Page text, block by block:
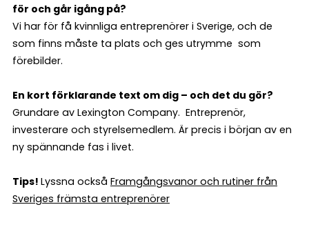
för och går igång på?
Vi har för få kvinnliga entreprenörer i Sverige, och de
som finns måste ta plats och ges utrymme som
förebilder.
En kort förklarande text om dig – och det du gör?
Grundare av Lexington Company. Entreprenör,
investerare och styrelsemedlem. Är precis i början av en
ny spännande fas i livet.
Tips! Lyssna också Framgångsvanor och rutiner från
Sveriges främsta entreprenörer